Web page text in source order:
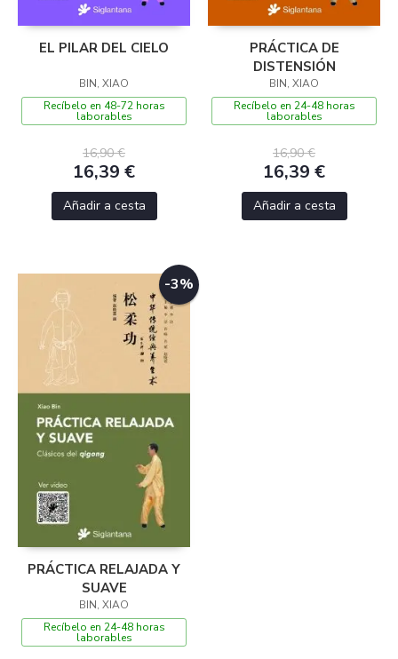
EL PILAR DEL CIELO
BIN, XIAO
Recíbelo en 48-72 horas
laborables
16,90 €
16,39 €
Añadir a cesta
PRÁCTICA DE
DISTENSIÓN
BIN, XIAO
Recíbelo en 24-48 horas
laborables
16,90 €
16,39 €
Añadir a cesta
-3%
PRÁCTICA RELAJADA Y
SUAVE
BIN, XIAO
Recíbelo en 24-48 horas
laborables